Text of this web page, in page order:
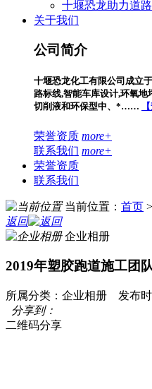
十堰恐龙助力道
关于我们
公司简介
十堰恐龙化工有限公司成立
路标线,智能车库设计,环氧
切削液和环保型中、*……
荣誉资质 more+
联系我们 more+
荣誉资质
联系我们
当前位置： 首页 >
返回
企业相册
2019年塑胶跑道施工团
所属分类：企业相册 发布
分享到：
二维码分享